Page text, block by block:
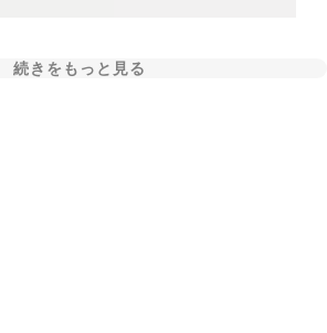
続きをもっと見る